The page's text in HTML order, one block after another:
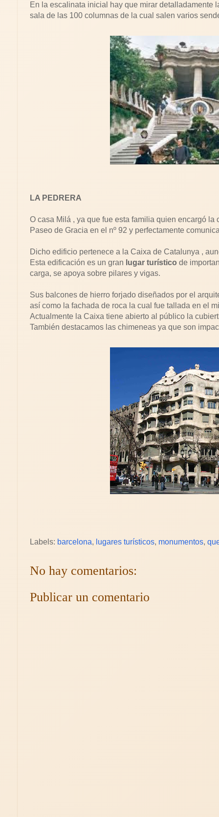
En la escalinata inicial hay que mirar detalladamente
sala de las 100 columnas de la cual salen varios
LA PEDRERA
O casa Milá , ya que fue esta familia quien encargó
Paseo de Gracia en el nº 92 y perfectamente
Dicho edificio pertenece a la Caixa de Catalunya ,
Esta edificación es un gran lugar turístico de
carga, se apoya sobre pilares y vigas.
Sus balcones de hierro forjado diseñados por el
así como la fachada de roca la cual fue tallada en el
Actualmente la Caixa tiene abierto al público la
También destacamos las chimeneas ya que son
Labels: barcelona, lugares turísticos, monumentos,
No hay comentarios:
Publicar un comentario